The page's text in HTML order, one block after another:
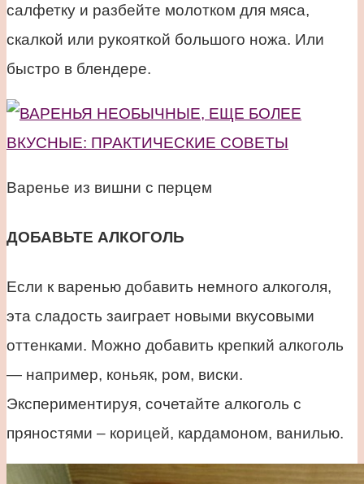
салфетку и разбейте молотком для мяса,
скалкой или рукояткой большого ножа. Или
быстро в блендере.
Варенье из вишни с перцем
ДОБАВЬТЕ АЛКОГОЛЬ
Если к варенью добавить немного алкоголя,
эта сладость заиграет новыми вкусовыми
оттенками. Можно добавить крепкий алкоголь
— например, коньяк, ром, виски.
Экспериментируя, сочетайте алкоголь с
пряностями – корицей, кардамоном, ванилью.